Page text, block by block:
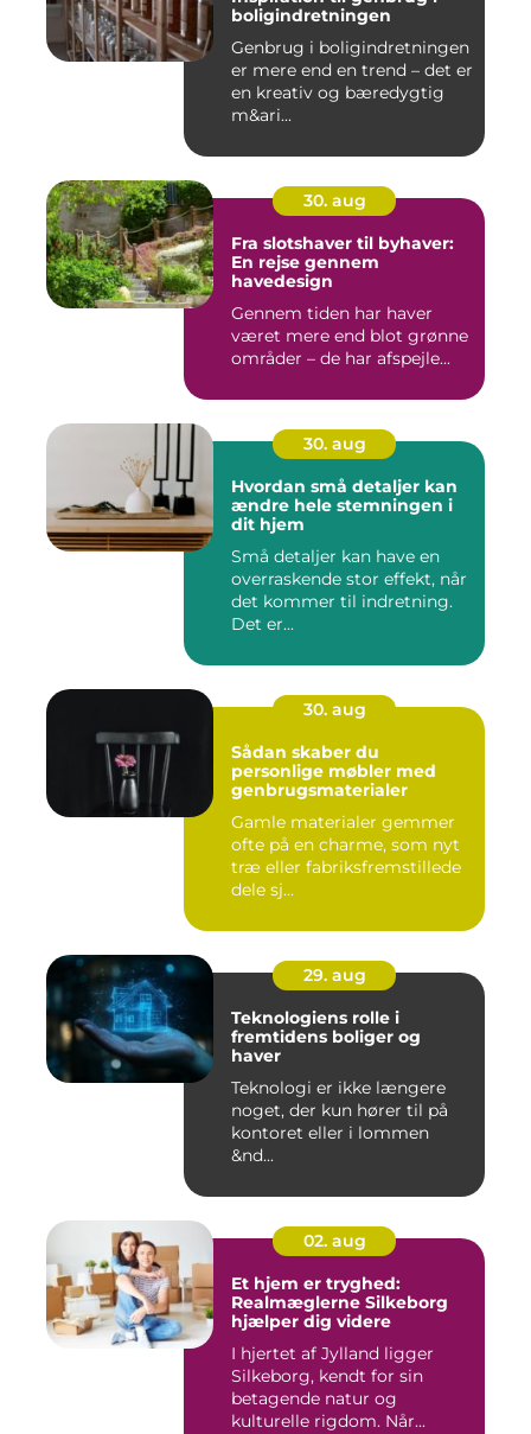
boligindretningen
Genbrug i boligindretningen
er mere end en trend – det er
en kreativ og bæredygtig
m&ari...
30. aug
Fra slotshaver til byhaver:
En rejse gennem
havedesign
Gennem tiden har haver
været mere end blot grønne
områder – de har afspejle...
30. aug
Hvordan små detaljer kan
ændre hele stemningen i
dit hjem
Små detaljer kan have en
overraskende stor effekt, når
det kommer til indretning.
Det er...
30. aug
Sådan skaber du
personlige møbler med
genbrugsmaterialer
Gamle materialer gemmer
ofte på en charme, som nyt
træ eller fabriksfremstillede
dele sj...
29. aug
Teknologiens rolle i
fremtidens boliger og
haver
Teknologi er ikke længere
noget, der kun hører til på
kontoret eller i lommen
&nd...
02. aug
Et hjem er tryghed:
Realmæglerne Silkeborg
hjælper dig videre
I hjertet af Jylland ligger
Silkeborg, kendt for sin
betagende natur og
kulturelle rigdom. Når...